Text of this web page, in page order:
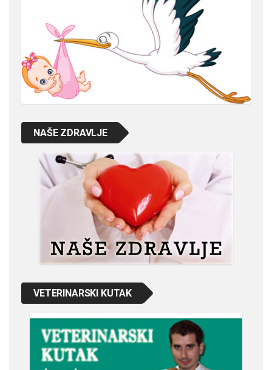
NAŠE ZDRAVLJE
VETERINARSKI KUTAK